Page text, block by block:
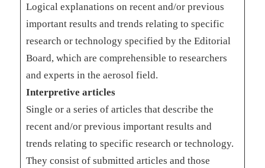
Logical explanations on recent and/or previous
important results and trends relating to specific
research or technology specified by the Editorial
Board, which are comprehensible to researchers
and experts in the aerosol field.
Interpretive articles
Single or a series of articles that describe the
recent and/or previous important results and
trends relating to specific research or technology.
They consist of submitted articles and those